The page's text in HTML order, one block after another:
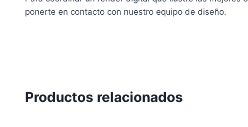
ponerte en contacto con nuestro equipo de diseño.
Productos relacionados